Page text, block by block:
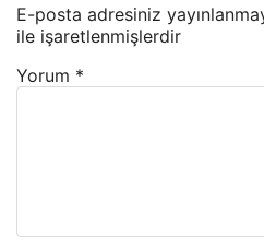
E-posta adresiniz
ile işaretlenmişlerdir
Yorum *